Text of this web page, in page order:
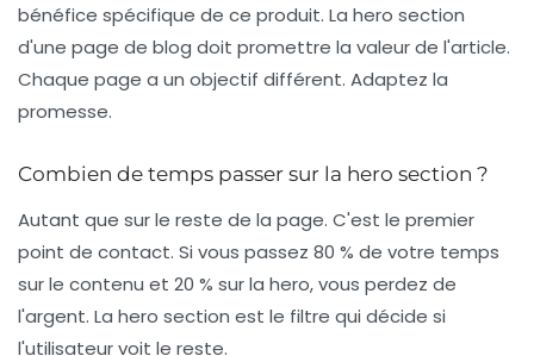
bénéfice spécifique de ce produit. La hero section
d'une page de blog doit promettre la valeur de l'article.
Chaque page a un objectif différent. Adaptez la
promesse.
Combien de temps passer sur la hero section ?
Autant que sur le reste de la page. C'est le premier
point de contact. Si vous passez 80 % de votre temps
sur le contenu et 20 % sur la hero, vous perdez de
l'argent. La hero section est le filtre qui décide si
l'utilisateur voit le reste.